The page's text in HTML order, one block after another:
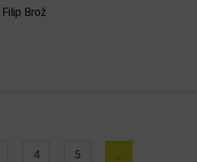
Filip Brož
4 5 ...